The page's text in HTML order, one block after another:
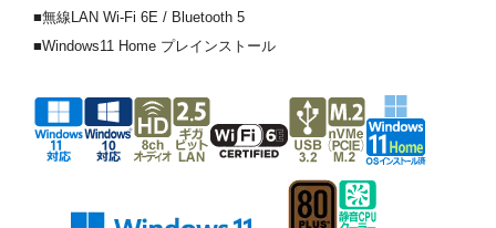
■無線LAN Wi-Fi 6E / Bluetooth 5
■Windows11 Home プレインストール